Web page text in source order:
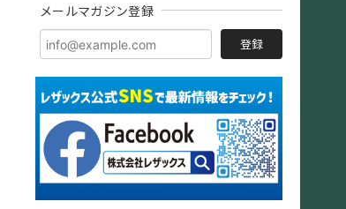
メールマガジン登録
登録